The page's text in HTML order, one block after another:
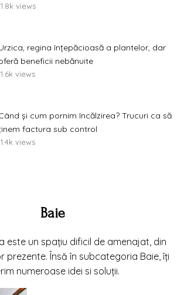
views
regina înțepăcioasă a plantelor, dar
beneficii nebănuite
views
și cum pornim încălzirea? Trucuri ca să
factura sub control
views
Baie
este un spațiu dificil de amenajat, din
prezente. Însă în subcategoria Baie, îți
numeroase idei si soluții.